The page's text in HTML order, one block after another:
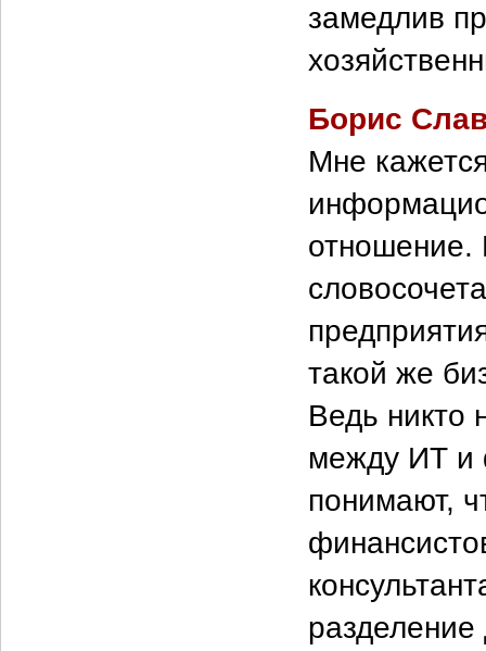
замедлив
Борис
Мне
отношение.
такой же
Ведь никто
между ИТ и
понимают,